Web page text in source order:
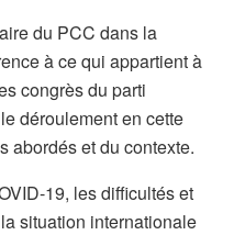
du PCC dans la
à ce qui appartient à
congrès du parti
déroulement en cette
abordés et du contexte.
19, les difficultés et
situation internationale